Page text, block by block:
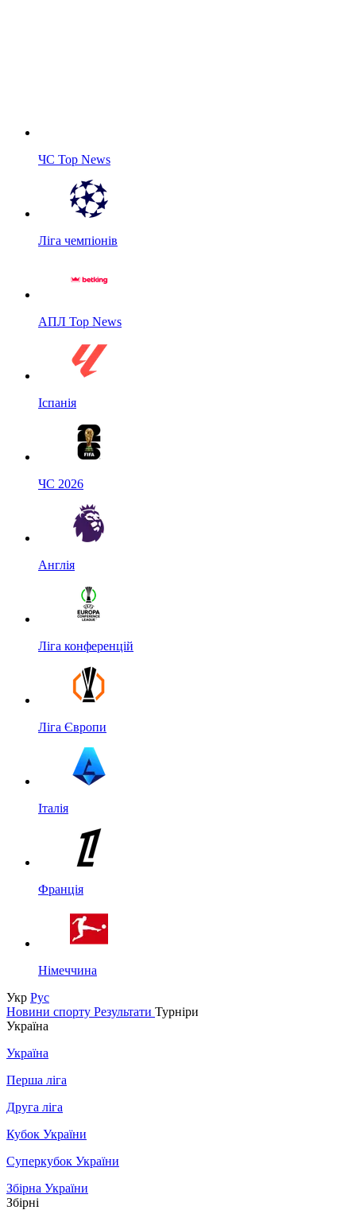
ЧС Top News
Ліга чемпіонів
АПЛ Top News
Іспанія
ЧС 2026
Англія
Ліга конференцій
Ліга Європи
Італія
Франція
Німеччина
Укр Рус
Новини спорту Результати Турніри
Україна
Україна
Перша ліга
Друга ліга
Кубок України
Суперкубок України
Збірна України
Збірні